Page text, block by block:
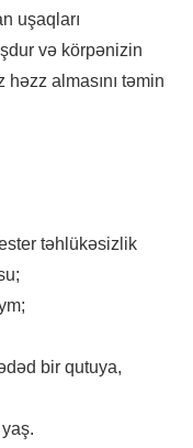
uşaqları
və körpənizin
almasını təmin
təhlükəsizlik
bir qutuya,